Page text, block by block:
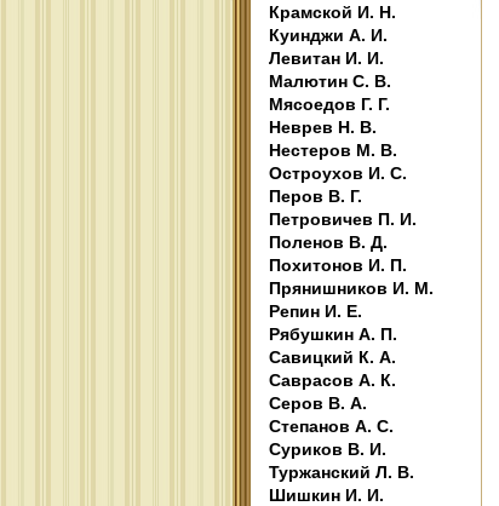
Крамской И. Н.
Куинджи А. И.
Левитан И. И.
Малютин С. В.
Мясоедов Г. Г.
Неврев Н. В.
Нестеров М. В.
Остроухов И. С.
Перов В. Г.
Петровичев П. И.
Поленов В. Д.
Похитонов И. П.
Прянишников И. М.
Репин И. Е.
Рябушкин А. П.
Савицкий К. А.
Саврасов А. К.
Серов В. А.
Степанов А. С.
Суриков В. И.
Туржанский Л. В.
Шишкин И. И.